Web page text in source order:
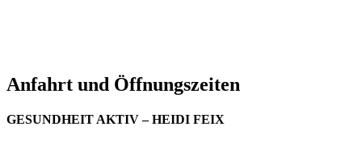
Anfahrt und Öffnungszeiten
GESUNDHEIT AKTIV – HEIDI FEIX